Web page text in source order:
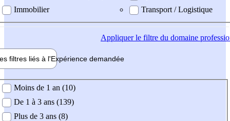
Immobilier
Transport / Logistique
Appliquerle filtre du domaine
filtres liés à l'Expérience demandée
demandée
Moins de 1 an (10)
De 1 à 3 ans (139)
Plus de 3 ans (8)